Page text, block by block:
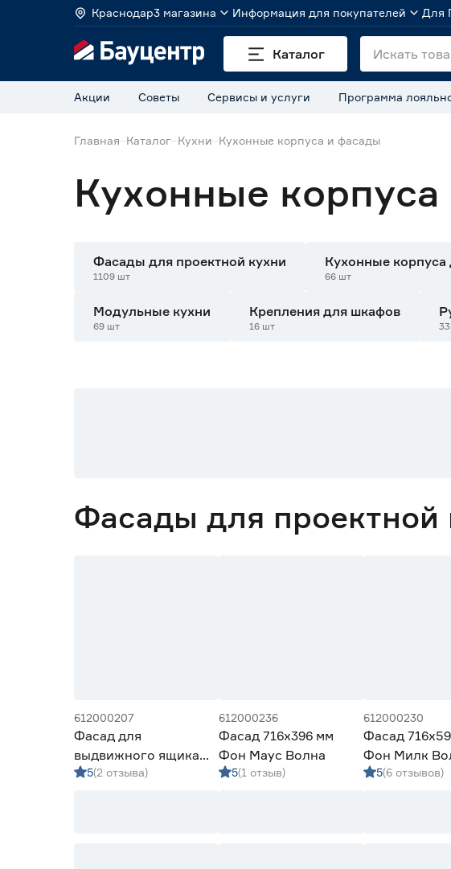
Краснодар3 магазина Информация для покупателей Для
Каталог
Акции Советы Сервисы и услуги Программа
Главная Каталог Кухни Кухонные корпуса и фасады
Кухонные
Фасады для проектной кухни
1109 шт
Кухонные корпуса
66 шт
Модульные кухни
69 шт
Крепления для шкафов
16 шт
Фасады для проектной
612000207
Фасад для
выдвижного ящика
116х446 мм Квадро
5(2 отзыва)
612000236
Фасад 716х396 мм
Фон Маус Волна
5(1 отзыв)
612000230
Фасад
Фон Милк
5(6 отзывов)